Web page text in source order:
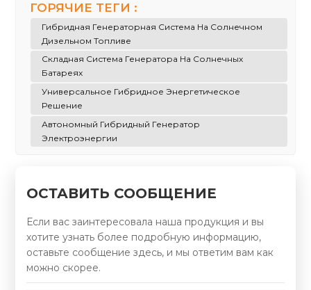
ГОРЯЧИЕ ТЕГИ :
Гибридная Генераторная Система На Солнечном
Дизельном Топливе
Складная Система Генератора На Солнечных
Батареях
Универсальное Гибридное Энергетическое
Решение
Автономный Гибридный Генератор
Электроэнергии
ОСТАВИТЬ СООБЩЕНИЕ
Если вас заинтересовала наша продукция и вы
хотите узнать более подробную информацию,
оставьте сообщение здесь, и мы ответим вам как
можно скорее.